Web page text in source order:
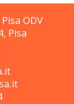
ODV
Pisa